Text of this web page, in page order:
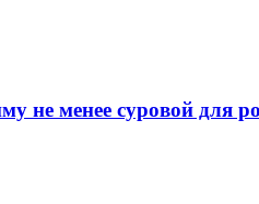
не менее суровой для